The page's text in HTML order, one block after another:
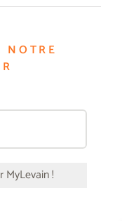
NOTRE